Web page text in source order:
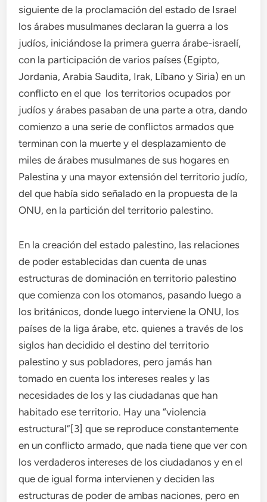
siguiente de la proclamación del estado de Israel
los árabes musulmanes declaran la guerra a los
judíos, iniciándose la primera guerra árabe-israelí,
con la participación de varios países (Egipto,
Jordania, Arabia Saudita, Irak, Líbano y Siria) en un
conflicto en el que los territorios ocupados por
judíos y árabes pasaban de una parte a otra, dando
comienzo a una serie de conflictos armados que
terminan con la muerte y el desplazamiento de
miles de árabes musulmanes de sus hogares en
Palestina y una mayor extensión del territorio judío,
del que había sido señalado en la propuesta de la
ONU, en la partición del territorio palestino.
En la creación del estado palestino, las relaciones
de poder establecidas dan cuenta de unas
estructuras de dominación en territorio palestino
que comienza con los otomanos, pasando luego a
los británicos, donde luego interviene la ONU, los
países de la liga árabe, etc. quienes a través de los
siglos han decidido el destino del territorio
palestino y sus pobladores, pero jamás han
tomado en cuenta los intereses reales y las
necesidades de los y las ciudadanas que han
habitado ese territorio. Hay una “violencia
estructural”[3] que se reproduce constantemente
en un conflicto armado, que nada tiene que ver con
los verdaderos intereses de los ciudadanos y en el
que de igual forma intervienen y deciden las
estructuras de poder de ambas naciones, pero en